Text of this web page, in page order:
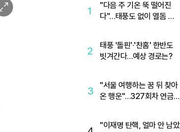
1
"다음 주 기온 뚝 떨어진
다"…태풍도 없이 열돔 박
2
태풍 '돌핀'·'찬홈' 한반도
빗겨간다…예상 경로는?
3
"서울 여행하는 꿈 뒤 찾아
온 행운"…327회차 연금
"이재명 탄핵, 얼마 안 남았